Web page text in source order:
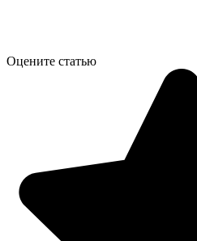
Оцените статью